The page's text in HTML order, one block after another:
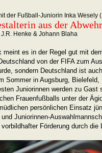
der Fußball-Juniorin Inka Wesely
aus der Abwehr
Henke & Johann Blaha
meint es in der Regel gut mit
von der FIFA zum
sondern Deutschland ist
Sommer in Augsburg,
Juniorinnen werden zu Gast
Frauenfußballs unter der
persönlichen Einsatz
und Juniorinnen-
Förderung durch